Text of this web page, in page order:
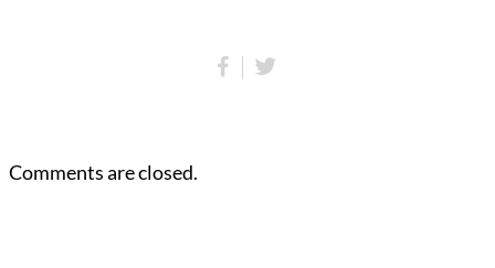
Comments are closed.